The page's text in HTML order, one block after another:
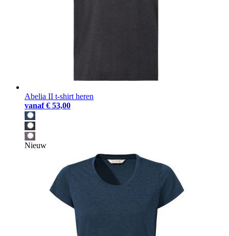
Abelia II t-shirt heren
vanaf € 53,00
Nieuw